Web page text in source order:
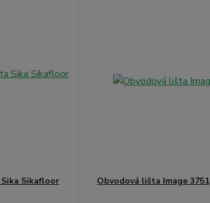
Sikafloor
Obvodová lišta Image 3751